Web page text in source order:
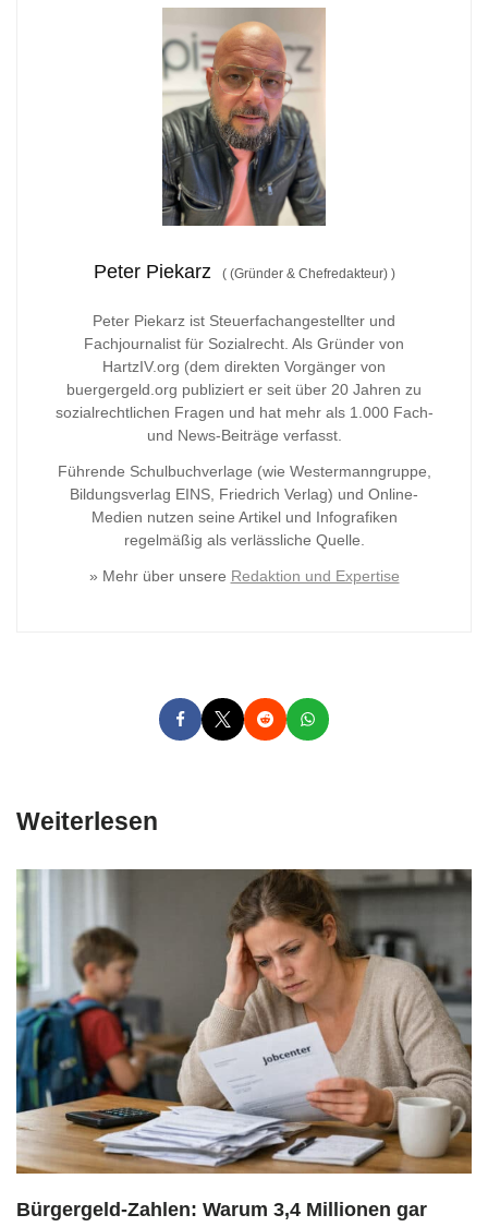
Peter Piekarz ((Gründer & Chefredakteur) )
Peter Piekarz ist Steuerfachangestellter und
Fachjournalist für Sozialrecht. Als Gründer von
HartzIV.org (dem direkten Vorgänger von
buergergeld.org publiziert er seit über 20 Jahren zu
sozialrechtlichen Fragen und hat mehr als 1.000 Fach-
und News-Beiträge verfasst.
Führende Schulbuchverlage (wie Westermanngruppe,
Bildungsverlag EINS, Friedrich Verlag) und Online-
Medien nutzen seine Artikel und Infografiken
regelmäßig als verlässliche Quelle.
» Mehr über unsere Redaktion und Expertise
Weiterlesen
Bürgergeld-Zahlen: Warum 3,4 Millionen gar